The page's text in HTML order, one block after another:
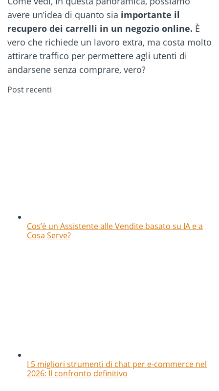
avere un’idea di quanto sia importante il
recupero dei carrelli in un negozio online. È
vero che richiede un lavoro extra, ma costa molto
attirare traffico per permettere agli utenti di
andarsene senza comprare, vero?
Post recenti
Cos’è un Assistente alle Vendite basato su IA e a
Cosa Serve?
I 5 migliori strumenti di chat per e-commerce nel
2026: Il confronto definitivo